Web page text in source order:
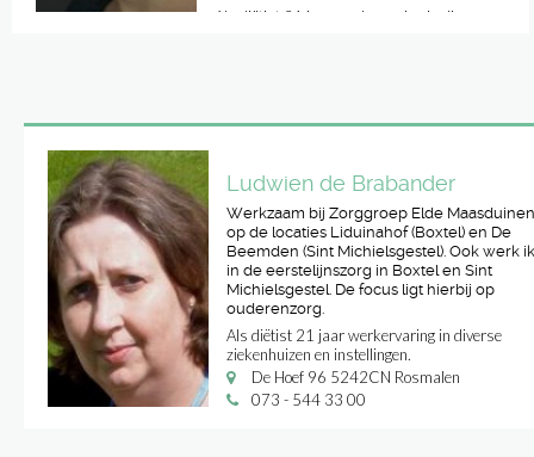
Als diëtist 21 jaar werkervaring in diverse
Ludwien de Brabander
Werkzaam bij Zorggroep Elde Maasduinen
op de locaties Liduinahof (Boxtel) en De
Beemden (Sint Michielsgestel). Ook werk ik
in de eerstelijnszorg in Boxtel en Sint
Michielsgestel. De focus ligt hierbij op
ouderenzorg.
Als diëtist 21 jaar werkervaring in diverse
ziekenhuizen en instellingen.
De Hoef 96 5242CN Rosmalen
073 - 544 33 00